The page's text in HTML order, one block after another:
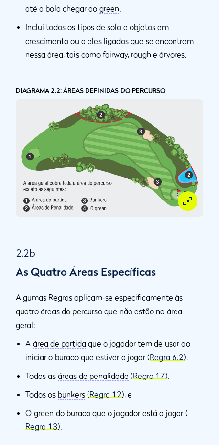
até a bola chegar ao green.
Inclui todos os tipos de solo e objetos em
crescimento ou a eles ligados que se encontrem
nessa área, tais como fairway, rough e árvores.
DIAGRAMA 2.2: ÁREAS DEFINIDAS DO PERCURSO
2.2b
As Quatro Áreas Específicas
Algumas Regras aplicam-se especificamente às
quatro áreas do percurso que não estão na área
geral:
A área de partida que o jogador tem de usar ao
iniciar o buraco que estiver a jogar (Regra 6.2),
Todas as áreas de penalidade (Regra 17),
Todos os bunkers (Regra 12), e
O green do buraco que o jogador está a jogar (
Regra 13).